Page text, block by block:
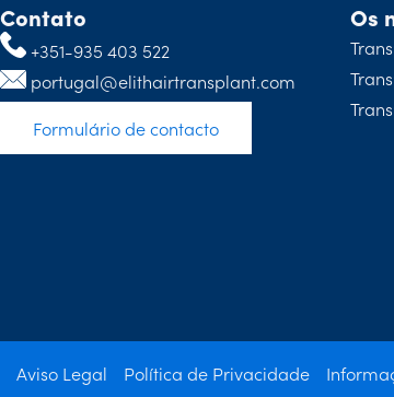
Contato
+351-935 403 522
portugal@elithairtransplant.com
Formulário de contacto
Os
Aviso Legal Política de Privacidade